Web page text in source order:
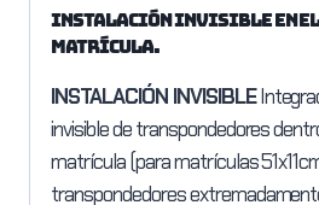
Instalación invisible en el
matrícula.
INSTALACIÓN INVISIBLE
invisible de transpondedores
matrícula (para matrículas
transpondedores